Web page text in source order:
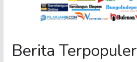
Berita Terpopuler